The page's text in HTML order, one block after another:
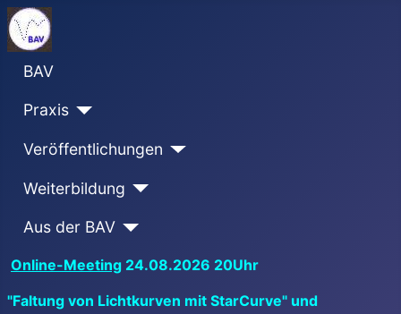
BAV
Praxis
Veröffentlichungen
Weiterbildung
Aus der BAV
Online-Meeting 24.08.2026 20Uhr
"Faltung von Lichtkurven mit StarCurve" und